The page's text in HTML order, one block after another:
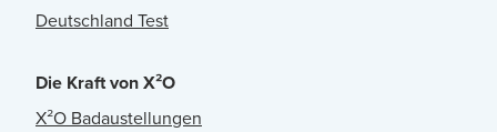
Deutschland Test
Die Kraft von X²O
X²O Badaustellungen